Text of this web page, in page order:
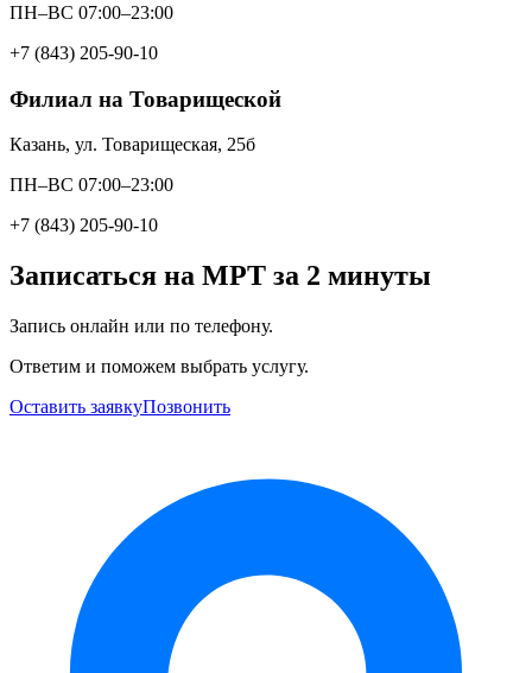
ПН–ВС 07:00–23:00
+7 (843) 205-90-10
Филиал на Товарищеской
Казань, ул. Товарищеская, 25б
ПН–ВС 07:00–23:00
+7 (843) 205-90-10
Записаться на МРТ за 2 минуты
Запись онлайн или по телефону.
Ответим и поможем выбрать услугу.
Оставить заявкуПозвонить